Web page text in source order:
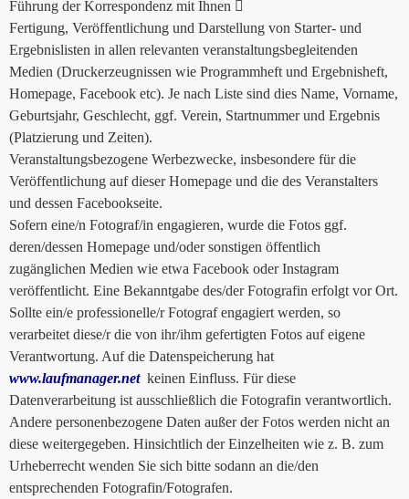
Führung der Korrespondenz mit Ihnen 
Fertigung, Veröffentlichung und Darstellung von Starter- und
Ergebnislisten in allen relevanten veranstaltungsbegleitenden
Medien (Druckerzeugnissen wie Programmheft und Ergebnisheft,
Homepage, Facebook etc). Je nach Liste sind dies Name, Vorname,
Geburtsjahr, Geschlecht, ggf. Verein, Startnummer und Ergebnis
(Platzierung und Zeiten).
Veranstaltungsbezogene Werbezwecke, insbesondere für die
Veröffentlichung auf dieser Homepage und die des Veranstalters
und dessen Facebookseite.
Sofern eine/n Fotograf/in engagieren, wurde die Fotos ggf.
deren/dessen Homepage und/oder sonstigen öffentlich
zugänglichen Medien wie etwa Facebook oder Instagram
veröffentlicht. Eine Bekanntgabe des/der Fotografin erfolgt vor Ort.
Sollte ein/e professionelle/r Fotograf engagiert werden, so
verarbeitet diese/r die von ihr/ihm gefertigten Fotos auf eigene
Verantwortung. Auf die Datenspeicherung hat
www.laufmanager.netkeinen Einfluss. Für diese
Datenverarbeitung ist ausschließlich die Fotografin verantwortlich.
Andere personenbezogene Daten außer der Fotos werden nicht an
diese weitergegeben. Hinsichtlich der Einzelheiten wie z. B. zum
Urheberrecht wenden Sie sich bitte sodann an die/den
entsprechenden Fotografin/Fotografen.